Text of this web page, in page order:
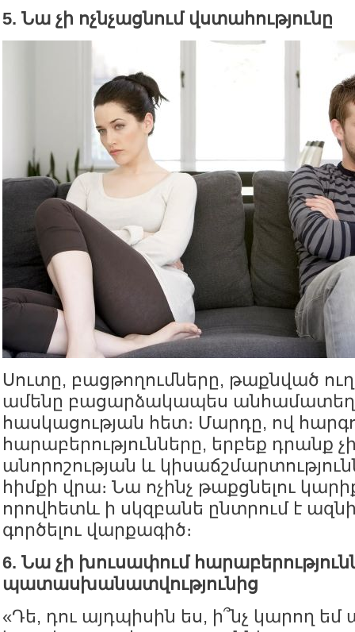
5. Նա չի ոչնչացնում վստահությունը
Սուտը, բացթողումները, թաքնված
ամենը բացարձակապես
հասկացության հետ։ Մարդը, ով
հարաբերությունները, երբեք դրանք
անորոշության և
հիմքի վրա։ Նա ոչինչ թաքցնելու
որովհետև ի սկզբանե ընտրում է
գործելու վարքագիծ։
6. Նա չի խուսափում
պատասխանատվությունից
«Դե, դու այդպիսին ես, ի՞նչ կարող եմ